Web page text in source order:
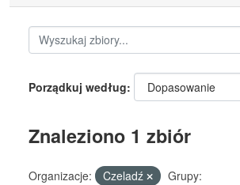
Porządkuj według
Znaleziono 1 zbiór
Organizacje: Czeladź
Grupy: